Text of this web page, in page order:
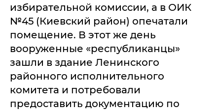
избирательной комиссии, а в ОИК
№45 (Киевский район) опечатали
помещение. В этот же день
вооруженные «республиканцы»
зашли в здание Ленинского
районного исполнительного
комитета и потребовали
предоставить документацию по